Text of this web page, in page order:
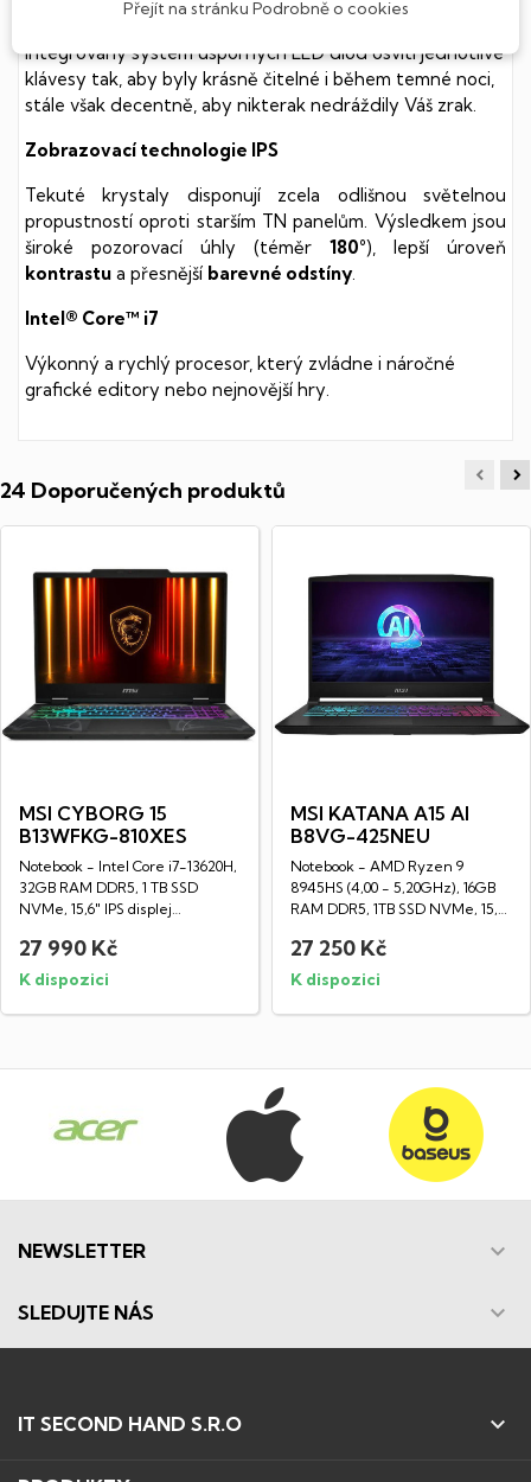
Integrovaný systém úsporných LED diod osvítí jednotlivé
klávesy tak, aby byly krásně čitelné i během temné noci,
stále však decentně, aby nikterak nedráždily Váš zrak.
Zobrazovací technologie IPS
Tekuté krystaly disponují zcela odlišnou světelnou
propustností oproti starším TN panelům. Výsledkem jsou
široké pozorovací úhly (téměr 180°), lepší úroveň
kontrastu a přesnější barevné odstíny
Intel® Core™ i7
Výkonný a rychlý procesor, který zvládne i náročné
grafické editory nebo nejnovější hry.
24 Doporučených produktů
MSI CYBORG 15
B13WFKG-810XES
Notebook - Intel Core i7-13620H,
32GB RAM DDR5, 1 TB SSD
NVMe, 15,6" IPS displej
27 990 Kč
K dispozici
MSI KATANA A15 AI
B8VG-425NEU
Notebook - AMD Ryzen 9
8945HS (4,00 - 5,20GHz), 16GB
RAM DDR5, 1TB SSD NVMe, 15,6"
27 250 Kč
K dispozici
NEWSLETTER 
SLEDUJTE NÁS 
IT SECOND HAND S.R.O 
Přejít na stránku Podrobně o cookies